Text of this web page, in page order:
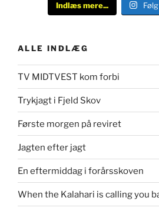
Indlæs mere...
ALLE INDLÆG
TV MIDTVEST kom forbi
Trykjagt i Fjeld Skov
Første morgen på reviret
Jagten efter jagt
En eftermiddag i forårsskoven
When the Kalahari is calling you